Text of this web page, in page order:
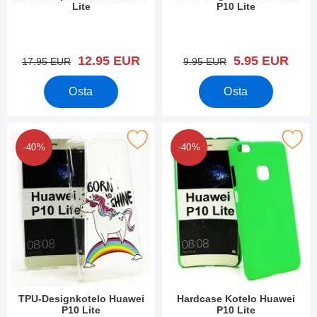
Lite
vanha hinta
17.95 EUR uusi hinta
12.95 EUR
Osta
P10 Lite
vanha hinta
9.95 EUR uusi hinta
5.95 EUR
Osta
-40%
TPU-Designkotelo Huawei
P10 Lite
tPU-Designkotelo Huawei P10 Lite suosikiksi
-40%
Hardcase Kotelo Huawei
P10 Lite
Merkitse hardcase Kotelo